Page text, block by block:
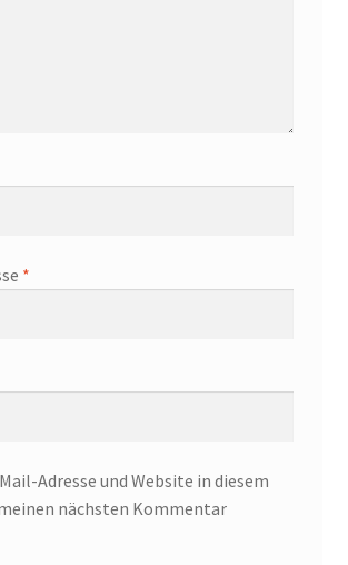
*
Adresse und Website in diesem
nächsten Kommentar